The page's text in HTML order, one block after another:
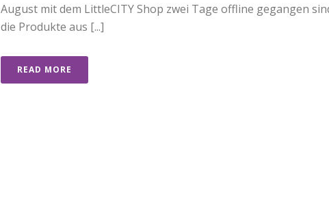
August mit dem LittleCITY Shop zwei Tage offline gegangen
die Produkte aus [...]
READ MORE